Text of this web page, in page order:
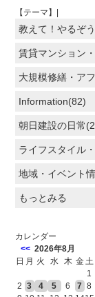
【テーマ】|
教えて！やるぞ
賃貸マンション
大規模修繕・ア
Information(82)
朝日建設の日常
ライフスタイル
地域・イベント
もっとみる
カレンダー
<< 2026年8月
日 月 火 水 木 金土
1
2 3 4 5 6 7 8